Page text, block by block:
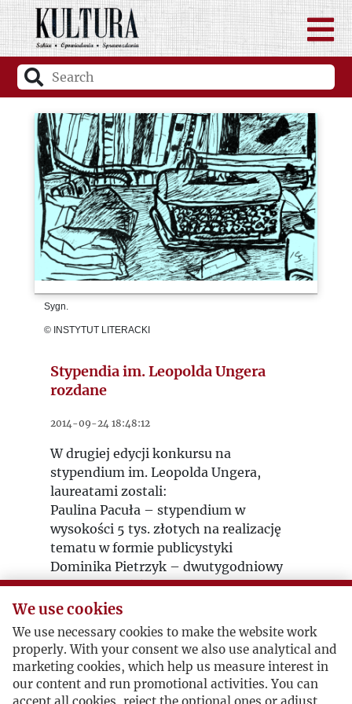
Sygn.
© INSTYTUT LITERACKI
Stypendia im. Leopolda Ungera
rozdane
2014-09-24 18:48:12
W drugiej edycji konkursu na
stypendium im. Leopolda Ungera,
laureatami zostali:
Paulina Pacuła – stypendium w
wysokości 5 tys. złotych na realizację
tematu w formie publicystyki
Dominika Pietrzyk – dwutygodniowy
staż w dzienniku „Le Soir”;
Agnieszka Bąder – jednomiesięczny
staż w „Gazecie Wyborczej”;
Karol Kopańko – jednomiesięczny staż
w „Gazecie Wyborczej”;
Judyta Banaszyńska – jednomiesięczny
staż w tygodniku „Polityka”;
We use cookies
We use necessary cookies to make the website work
properly. With your consent we also use analytical and
marketing cookies, which help us measure interest in
our content and run promotional activities. You can